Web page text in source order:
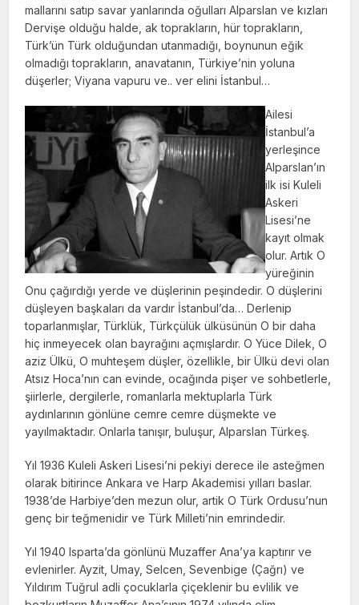
mallarını satıp savar yanlarında oğulları Alparslan ve kızları
Dervişe olduğu halde, ak toprakların, hür toprakların,
Türk’ün Türk olduğundan utanmadığı, boynunun eğik
olmadığı toprakların, anavatanın, Türkiye’nin yoluna
düşerler; Viyana vapuru ve.. ver elini İstanbul…
Ailesi
İstanbul’a
yerleşince
Alparslan’ın
ilk isi Kuleli
Askeri
Lisesi’ne
kayıt olmak
olur. Artık O
yüreğinin
Onu çağırdığı yerde ve düşlerinin peşindedir. O düşlerini
düşleyen başkaları da vardır İstanbul’da… Derlenip
toparlanmışlar, Türklük, Türkçülük ülküsünün O bir daha
hiç inmeyecek olan bayrağını açmışlardır. O Yüce Dilek, O
aziz Ülkü, O muhteşem düşler, özellikle, bir Ülkü devi olan
Atsız Hoca’nın can evinde, ocağında pişer ve sohbetlerle,
şiirlerle, dergilerle, romanlarla mektuplarla Türk
aydınlarının gönlüne cemre cemre düşmekte ve
yayılmaktadır. Onlarla tanışır, buluşur, Alparslan Türkeş.
Yıl 1936 Kuleli Askeri Lisesi’ni pekiyi derece ile asteğmen
olarak bitirince Ankara ve Harp Akademisi yılları baslar.
1938’de Harbiye’den mezun olur, artik O Türk Ordusu’nun
genç bir teğmenidir ve Türk Milleti’nin emrindedir.
Yıl 1940 Isparta’da gönlünü Muzaffer Ana’ya kaptırır ve
evlenirler. Ayzit, Umay, Selcen, Sevenbige (Çağrı) ve
Yıldırım Tuğrul adli çocuklarla çiçeklenir bu evlilik ve